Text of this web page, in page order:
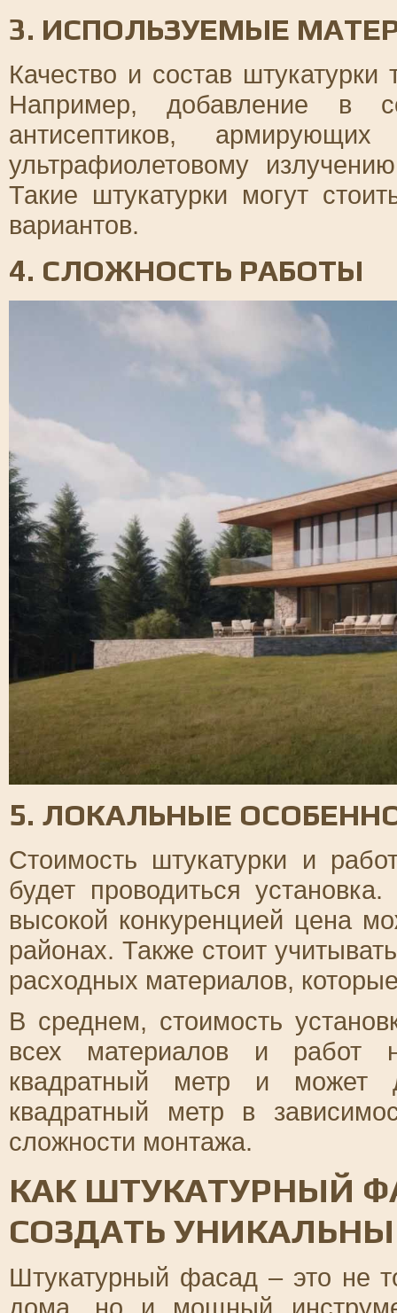
3. ИСПОЛЬЗУЕМЫЕ
Качество и состав
Например, добавление в
антисептиков,
ультрафиолетовому
Такие штукатурки могут
вариантов.
4. СЛОЖНОСТЬ РАБОТЫ
5. ЛОКАЛЬНЫЕ
Стоимость штукатурки и
будет проводиться
высокой конкуренцией цена
районах. Также стоит
расходных материалов,
В среднем, стоимость
всех материалов и работ
квадратный метр и может
квадратный метр в
сложности монтажа.
КАК ШТУКАТУРНЫЙ
СОЗДАТЬ
Штукатурный фасад – это не